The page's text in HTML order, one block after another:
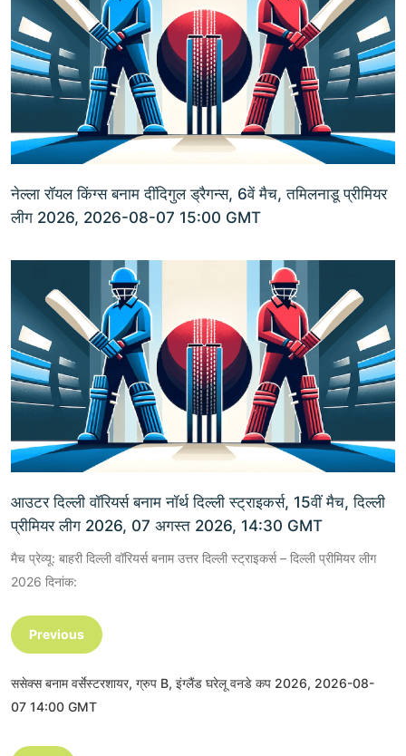
नेल्ला रॉयल किंग्स बनाम दींदिगुल ड्रैगन्स, 6वें मैच, तमिलनाडू प्रीमियर
लीग 2026, 2026-08-07 15:00 GMT
आउटर दिल्ली वॉरियर्स बनाम नॉर्थ दिल्ली स्ट्राइकर्स, 15वीं मैच, दिल्ली
प्रीमियर लीग 2026, 07 अगस्त 2026, 14:30 GMT
मैच प्रेव्यू: बाहरी दिल्ली वॉरियर्स बनाम उत्तर दिल्ली स्ट्राइकर्स – दिल्ली प्रीमियर लीग
2026 दिनांक:
Previous
ससेक्स बनाम वर्सेस्टरशायर, ग्रुप B, इंग्लैंड घरेलू वनडे कप 2026, 2026-08-
07 14:00 GMT